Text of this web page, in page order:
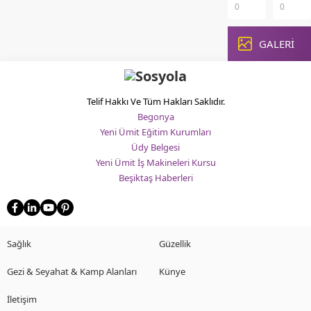
rehber.
Ilıcak,
Türk...
Türk
Ferdağ
kimdir?
0
efsane
0
GALERİ
Telif Hakkı Ve Tüm Hakları Saklıdır.
Begonya
Yeni Ümit Eğitim Kurumları
Üdy Belgesi
Yeni Ümit İş Makineleri Kursu
Beşiktaş Haberleri
Sağlık Güzellik
Gezi & Seyahat & Kamp Alanları Künye
İletişim